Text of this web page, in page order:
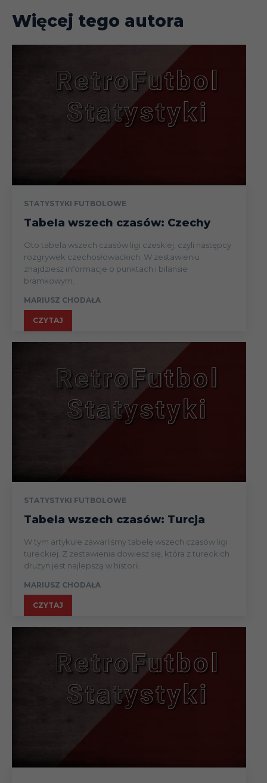
Więcej tego autora
STATYSTYKI FUTBOLOWE
Tabela wszech czasów: Czechy
Oto tabela wszech czasów ligi czeskiej, czyli następcy
rozgrywek czechosłowackich. W zestawieniu
znajdziesz informacje o punktach i bilansie
bramkowym.
MARIUSZ CHODAŁA
CZYTAJ
STATYSTYKI FUTBOLOWE
Tabela wszech czasów: Turcja
W tym artykule zawarliśmy tabelę wszech czasów ligi
tureckiej. Z zestawienia dowiesz się, która z tureckich
drużyn jest najlepszą w historii.
MARIUSZ CHODAŁA
CZYTAJ